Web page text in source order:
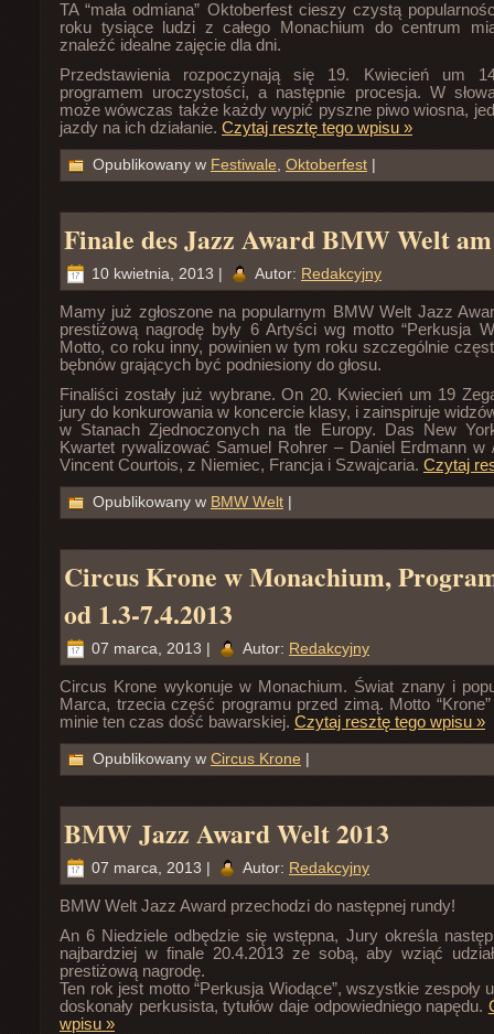
TA “mała odmiana” Oktoberfest cieszy czystą
roku tysiące ludzi z całego Monachium do centrum
znaleźć idealne zajęcie dla dni.
Przedstawienia rozpoczynają się 19. Kwiecień um
programem uroczystości, a następnie procesja. W
może wówczas także każdy wypić pyszne piwo wiosna,
jazdy na ich działanie. Czytaj resztę tego wpisu »
Opublikowany w Festiwale Oktoberfest |
Finale des Jazz Award BMW Welt
10 kwietnia, 2013 | Autor: Redakcyjny
Mamy już zgłoszone na popularnym BMW Welt Jazz
prestiżową nagrodę były 6 Artyści wg motto “Perkusja
Motto, co roku inny, powinien w tym roku szczególnie
bębnów grających być podniesiony do głosu.
Finaliści zostały już wybrane. On 20. Kwiecień um 19
jury do konkurowania w koncercie klasy, i zainspiruje
w Stanach Zjednoczonych na tle Europy. Das New
Kwartet rywalizować Samuel Rohrer – Daniel Erdmann
Vincent Courtois, z Niemiec, Francja i Szwajcaria. Czytaj
Opublikowany w BMW Welt |
Circus Krone w Monachium,
od 1.3-7.4.2013
07 marca, 2013 | Autor: Redakcyjny
Circus Krone wykonuje w Monachium. Świat znany i
Marca, trzecia część programu przed zimą. Motto
minie ten czas dość bawarskiej. Czytaj resztę tego wpisu »
Opublikowany w Circus Krone |
BMW Jazz Award Welt 2013
07 marca, 2013 | Autor: Redakcyjny
BMW Welt Jazz Award przechodzi do następnej rundy!
An 6 Niedziele odbędzie się wstępna, Jury określa
najbardziej w finale 20.4.2013 ze sobą, aby wziąć
prestiżową nagrodę.
Ten rok jest motto “Perkusja Wiodące”, wszystkie zespoły
doskonały perkusista, tytułów daje odpowiedniego napędu.
wpisu »